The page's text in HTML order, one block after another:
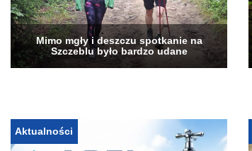
Mimo mgły i deszczu spotkanie na
Szczeblu było bardzo udane
Aktualności